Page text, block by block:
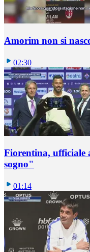
Amorim non si
02:30
Fiorentina,
sogno"
01:14